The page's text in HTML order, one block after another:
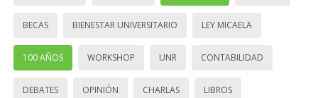
BECAS BIENESTAR UNIVERSITARIO LEY MICAELA
100 AÑOS WORKSHOP UNR CONTABILIDAD
DEBATES OPINIÓN CHARLAS LIBROS